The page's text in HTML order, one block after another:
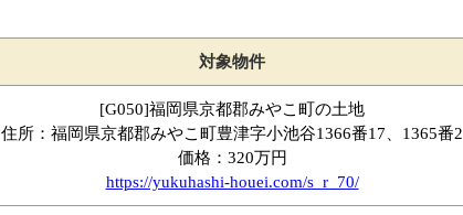
対象物件
[G050]福岡県京都郡みやこ町の土地
住所：福岡県京都郡みやこ町豊津字小池谷1366番17、1365番2
価格：320万円
https://yukuhashi-houei.com/s_r_70/